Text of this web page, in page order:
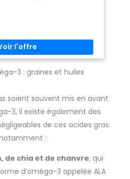
3 : graines et huiles
soient souvent mis en avant
3, il existe également des
de ces acides gras.
:
de chia et de chanvre, qui
d’oméga-3 appelée ALA